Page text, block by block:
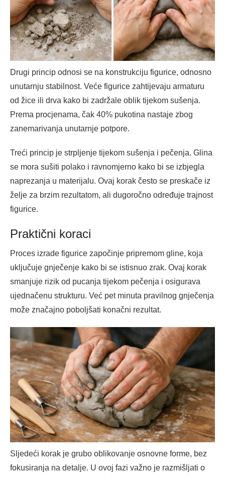
Drugi princip odnosi se na konstrukciju figurice, odnosno
unutarnju stabilnost. Veće figurice zahtijevaju armaturu
od žice ili drva kako bi zadržale oblik tijekom sušenja.
Prema procjenama, čak 40% pukotina nastaje zbog
zanemarivanja unutarnje potpore.
Treći princip je strpljenje tijekom sušenja i pečenja. Glina
se mora sušiti polako i ravnomjerno kako bi se izbjegla
naprezanja u materijalu. Ovaj korak često se preskače iz
želje za brzim rezultatom, ali dugoročno određuje trajnost
figurice.
Praktični koraci
Proces izrade figurice započinje pripremom gline, koja
uključuje gnječenje kako bi se istisnuo zrak. Ovaj korak
smanjuje rizik od pucanja tijekom pečenja i osigurava
ujednačenu strukturu. Već pet minuta pravilnog gnječenja
može značajno poboljšati konačni rezultat.
Sljedeći korak je grubo oblikovanje osnovne forme, bez
fokusiranja na detalje. U ovoj fazi važno je razmišljati o